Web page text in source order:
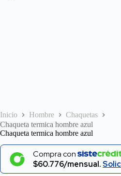
Inicio Hombre
Chaquetas
Chaqueta termica hombre azul
Chaqueta termica hombre azul
Compra con
$60.776/mensual.